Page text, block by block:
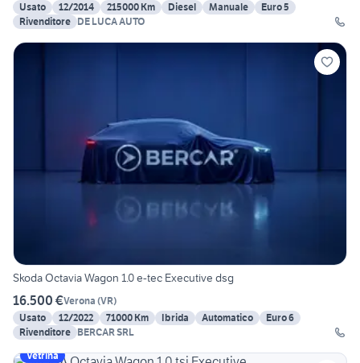
Usato
12/2014 215000 Km Diesel Manuale
Euro 5
Rivenditore DE LUCA AUTO
Skoda Octavia Wagon 1.0 e-tec Executive dsg
16.500 €Verona (VR)
Usato
12/2022 71000 Km Ibrida Automatico
Euro 6
Rivenditore BERCAR SRL
Vetrina